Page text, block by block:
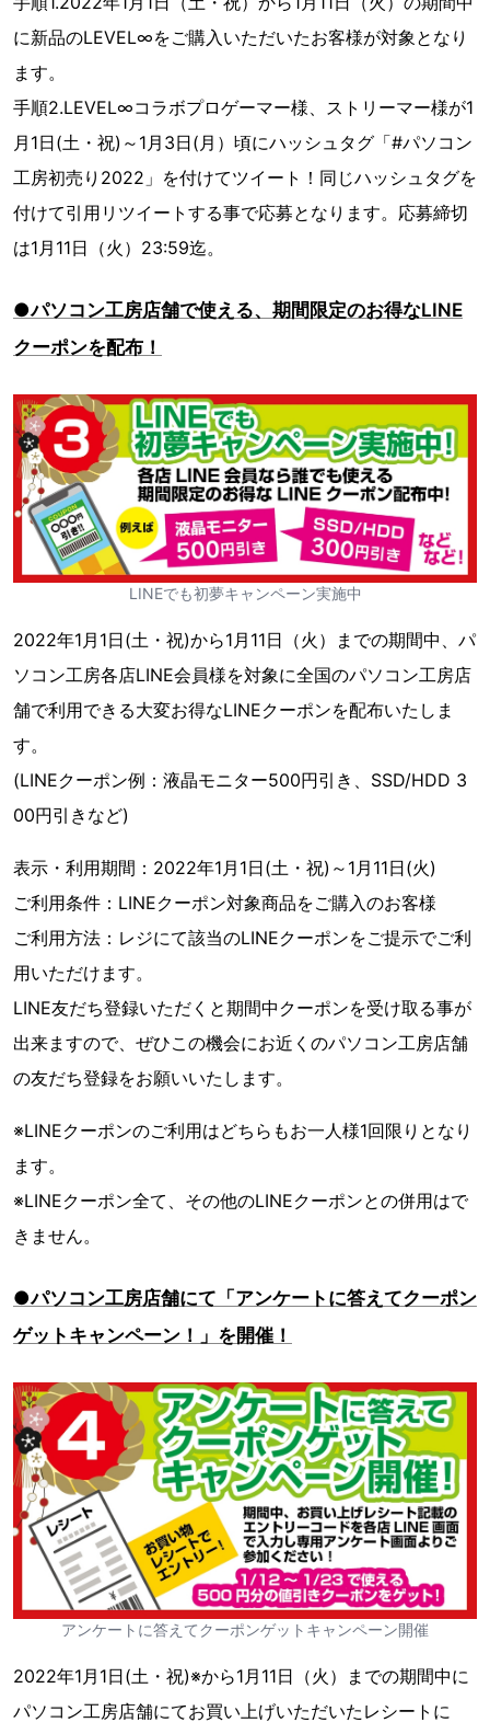
に新品のLEVEL∞をご購入いただいたお客様が対象となり
ます。
手順2.LEVEL∞コラボプロゲーマー様、ストリーマー様が1
月1日(土・祝)～1月3日(月）頃にハッシュタグ「#パソコン
工房初売り2022」を付けてツイート！同じハッシュタグを
付けて引用リツイートする事で応募となります。応募締切
は1月11日（火）23:59迄。
●パソコン工房店舗で使える、期間限定のお得なLINE
クーポンを配布！
LINEでも初夢キャンペーン実施中
2022年1月1日(土・祝)から1月11日（火）までの期間中、パ
ソコン工房各店LINE会員様を対象に全国のパソコン工房店
舗で利用できる大変お得なLINEクーポンを配布いたしま
す。
(LINEクーポン例：液晶モニター500円引き、SSD/HDD 3
00円引きなど)
表示・利用期間：2022年1月1日(土・祝)～1月11日(火)
ご利用条件：LINEクーポン対象商品をご購入のお客様
ご利用方法：レジにて該当のLINEクーポンをご提示でご利
用いただけます。
LINE友だち登録いただくと期間中クーポンを受け取る事が
出来ますので、ぜひこの機会にお近くのパソコン工房店舗
の友だち登録をお願いいたします。
※LINEクーポンのご利用はどちらもお一人様1回限りとなり
ます。
※LINEクーポン全て、その他のLINEクーポンとの併用はで
きません。
●パソコン工房店舗にて「アンケートに答えてクーポン
ゲットキャンペーン！」を開催！
アンケートに答えてクーポンゲットキャンペーン開催
2022年1月1日(土・祝)※から1月11日（火）までの期間中に
パソコン工房店舗にてお買い上げいただいたレシートに